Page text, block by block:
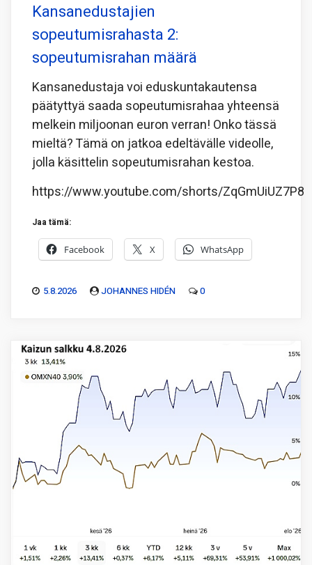
Kansanedustajien
sopeutumisrahasta 2:
sopeutumisrahan määrä
Kansanedustaja voi eduskuntakautensa
päätyttyä saada sopeutumisrahaa yhteensä
melkein miljoonan euron verran! Onko tässä
mieltä? Tämä on jatkoa edeltävälle videolle,
jolla käsittelin sopeutumisrahan kestoa.
https://www.youtube.com/shorts/ZqGmUiUZ7P8
Jaa tämä:
Facebook X WhatsApp
5.8.2026 JOHANNES HIDÉN 0